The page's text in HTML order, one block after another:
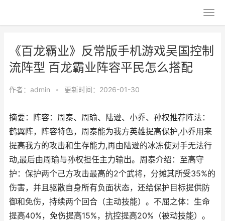
《百龙霸业》反常版手机游戏吴国控制
流阵型 百龙霸业阵容平民怎么搭配
作者： admin • 更新时间：2026-01-30
摘要：阵容：周泰、周瑜、陆逊、小乔、孙权推荐阵法：
鹤翼阵，阵容特色，周泰能为我方英雄提高保护,小乔用来
提高我方的攻击和生存能力,再由陆逊的冰冻使对手无法行
动,最后由周瑜与孙权担任主力输出。周泰介绍：至高守
护：保护两个己方攻击最高的2个武将，分摊其所受35%的
伤害，并且驱散自身所有负面状态，还给保护目标提供防
御和免伤，持续两个回合（主动技能）。不屈之体：生命
提高40%，免伤提高15%，抗控提高20%（被动技能）。